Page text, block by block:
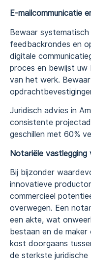
E-mailcommunicatie
Bewaar
feedbackrondes en
digitale
proces en bewijst
van het werk.
Juridisch advies in
consistente
geschillen met 60%
Notariële
Bij bijzonder
innovatieve
commercieel
overwegen. Een
een akte, wat
bestaan en de
kost doorgaans
de sterkste juridische